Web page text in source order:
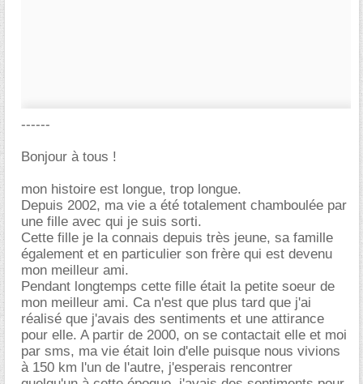
------
Bonjour à tous !
mon histoire est longue, trop longue.
Depuis 2002, ma vie a été totalement chamboulée par
une fille avec qui je suis sorti.
Cette fille je la connais depuis très jeune, sa famille
également et en particulier son frère qui est devenu
mon meilleur ami.
Pendant longtemps cette fille était la petite soeur de
mon meilleur ami. Ca n'est que plus tard que j'ai
réalisé que j'avais des sentiments et une attirance
pour elle. A partir de 2000, on se contactait elle et moi
par sms, ma vie était loin d'elle puisque nous vivions
à 150 km l'un de l'autre, j'esperais rencontrer